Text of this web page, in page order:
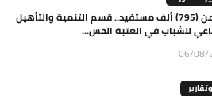
بأكثر من (795) ألف مستفيد.. قسم التنمية والتأهيل
للشباب في العتبة الحس...
06/08/